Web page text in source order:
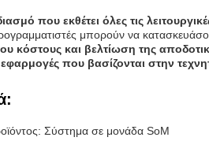
που εκθέτει όλες τις
μπορούν να
κόστους και βελτίωση της
που βασίζονται στην
Σύστημα σε μονάδα SoM